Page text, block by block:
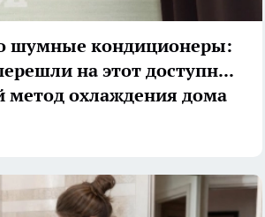
шумные кондиционеры:
на этот доступный
метод охлаждения дома